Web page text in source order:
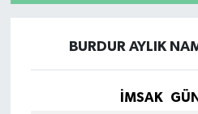
BURDUR AYLIK
İMSAK